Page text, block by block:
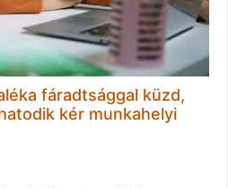
fáradtsággal küzd,
kér munkahelyi